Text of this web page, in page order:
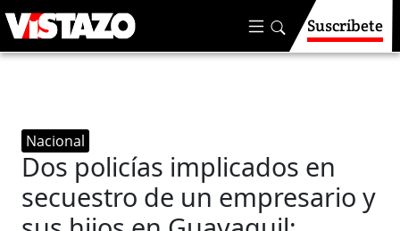
Suscríbete
Nacional
Dos policías implicados en
secuestro de un empresario y